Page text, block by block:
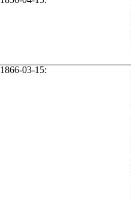
1866-03-15: